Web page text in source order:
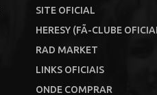
SITE OFICIAL
HERESY (FÃ-CLUBE
RAD MARKET
LINKS OFICIAIS
ONDE COMPRAR